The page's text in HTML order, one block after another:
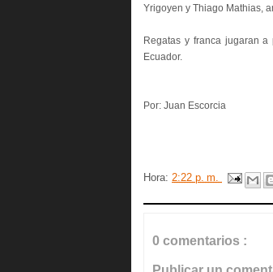
Yrigoyen y Thiago Mathias,
Regatas y franca jugaran
Ecuador.
Por: Juan Escorcia
Hora: 2:22 p. m.
0 comentarios :